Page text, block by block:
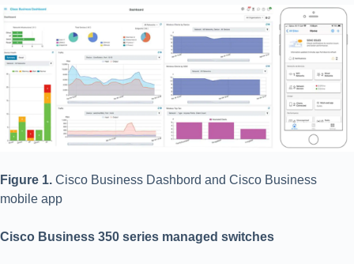
Figure 1.Cisco Business Dashbord and Cisco Business
mobile app
Cisco Business 350 series managed switches